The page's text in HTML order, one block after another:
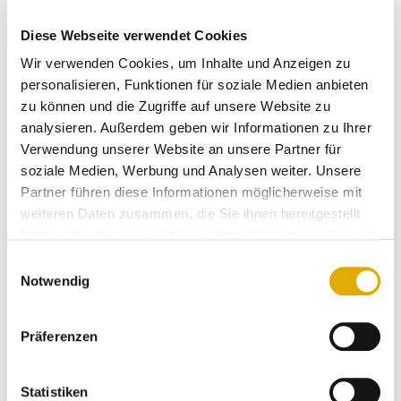
Diese Webseite verwendet Cookies
Wir verwenden Cookies, um Inhalte und Anzeigen zu
personalisieren, Funktionen für soziale Medien anbieten
zu können und die Zugriffe auf unsere Website zu
analysieren. Außerdem geben wir Informationen zu Ihrer
Verwendung unserer Website an unsere Partner für
soziale Medien, Werbung und Analysen weiter. Unsere
Partner führen diese Informationen möglicherweise mit
weiteren Daten zusammen, die Sie ihnen bereitgestellt
Notwendig
Präferenzen
Statistiken
Erlebnisse sorgen nicht für hohe Kundenloyalität. Der
heutige Kunde ist täglich mehr als 7000 Werbereizen
ausgesetzt. Stetig locken Angebote und besondere
Gelegenheiten.
Deshalb war noch nie die Bereitschaft deutscher
Kunden den Anbieter zu wechseln größer.
Da reicht es nicht mehr aus, einfach den Werbedruck
zu erhöhen. Es reicht noch nicht mal aus, zufriedene
Sie müssen sie begeistern durch exzellenten
Überraschen Sie Ihren Kunden. Wecken Sie in ihnen
Ihnen das als Unternehmer gelingt, zeigt Ihnen unser